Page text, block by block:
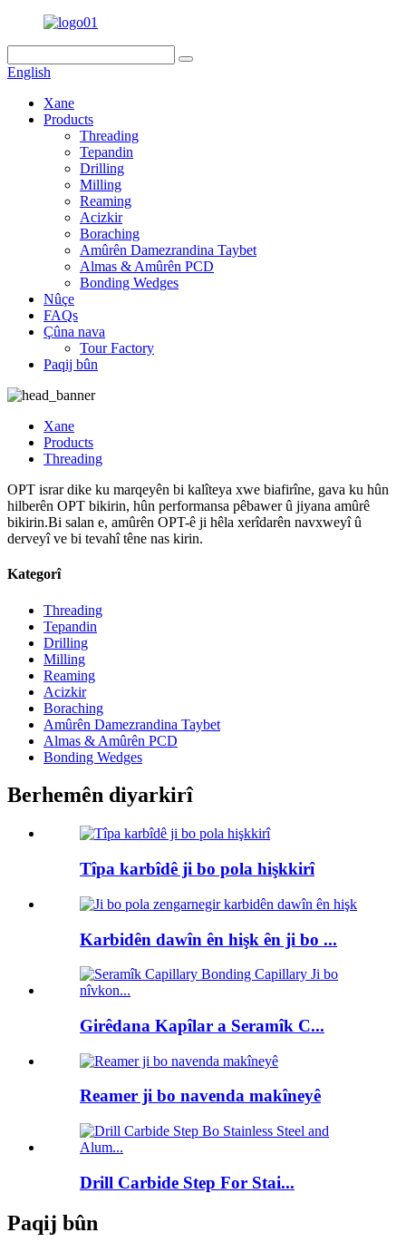
English
Xane
Products
Threading
Tepandin
Drilling
Milling
Reaming
Acizkir
Boraching
Amûrên Damezrandina Taybet
Almas & Amûrên PCD
Bonding Wedges
Nûçe
FAQs
Çûna nava
Tour Factory
Paqij bûn
Xane
Products
Threading
OPT israr dike ku marqeyên bi kalîteya xwe biafirîne, gava ku hûn
hilberên OPT bikirin, hûn performansa pêbawer û jiyana amûrê
bikirin.Bi salan e, amûrên OPT-ê ji hêla xerîdarên navxweyî û
derveyî ve bi tevahî têne nas kirin.
Kategorî
Threading
Tepandin
Drilling
Milling
Reaming
Acizkir
Boraching
Amûrên Damezrandina Taybet
Almas & Amûrên PCD
Bonding Wedges
Berhemên diyarkirî
Tîpa karbîdê ji bo pola hişkkirî
Karbidên dawîn ên hişk ên ji bo ...
Girêdana Kapîlar a Seramîk C...
Reamer ji bo navenda makîneyê
Drill Carbide Step For Stai...
Paqij bûn